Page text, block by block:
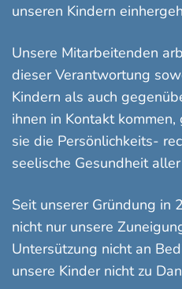
unseren Kindern
Unsere Mitarbeitenden
dieser Verantwortung
Kindern als auch
ihnen in Kontakt
sie die Persönlichkeits-
seelische Gesundheit
Seit unserer Gründung in
nicht nur unsere
Untersützung nicht an
unsere Kinder nicht zu